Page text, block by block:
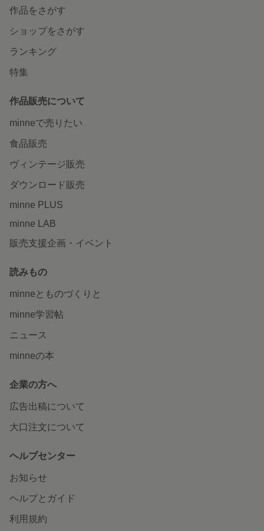
作品をさがす
ショップをさがす
ランキング
特集
作品販売について
minneで売りたい
食品販売
ヴィンテージ販売
ダウンロード販売
minne PLUS
minne LAB
販売支援企画・イベント
読みもの
minneとものづくりと
minne学習帖
ニュース
minneの本
企業の方へ
広告出稿について
大口注文について
ヘルプセンター
お知らせ
ヘルプとガイド
利用規約